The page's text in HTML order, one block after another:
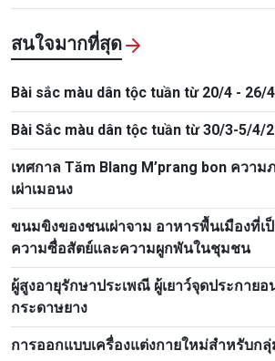
สนใจมากที่สุด
Bài sắc màu dân tộc tuần từ 20/4 - 26/
Bài Sắc màu dân tộc tuần từ 30/3-5/4/
เทศกาล Tăm Blang M’prang bon ควา
เผ่าเมอนง
ขนมขิงของชนเผ่าจาม อาหารพื้นเมืองที่
ความซื่อสัตย์และความผูกพันในชุมชน
ผู้สูงอายุรักษาประเพณี ผู้เยาว์จุดประกาย
กระดาษยาง
การออกแบบเครื่องแต่งกายใหม่สำหรับก